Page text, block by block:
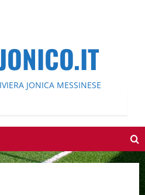
JONICA MESSINESE